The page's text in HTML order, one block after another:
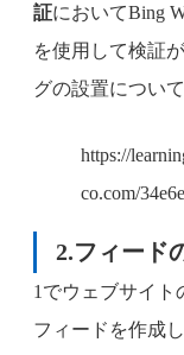
証においてBing
を使用して検証
グの設置につい
https://
co.com/
2.フィード
1でウェブサイト
フィードを作成し